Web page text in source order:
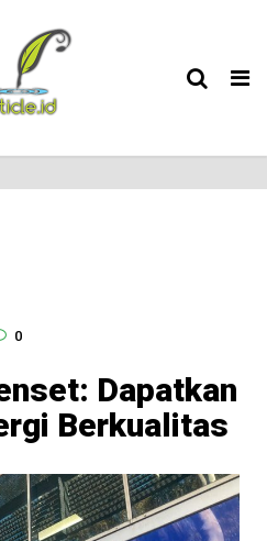
0
Dapatkan
Berkualitas